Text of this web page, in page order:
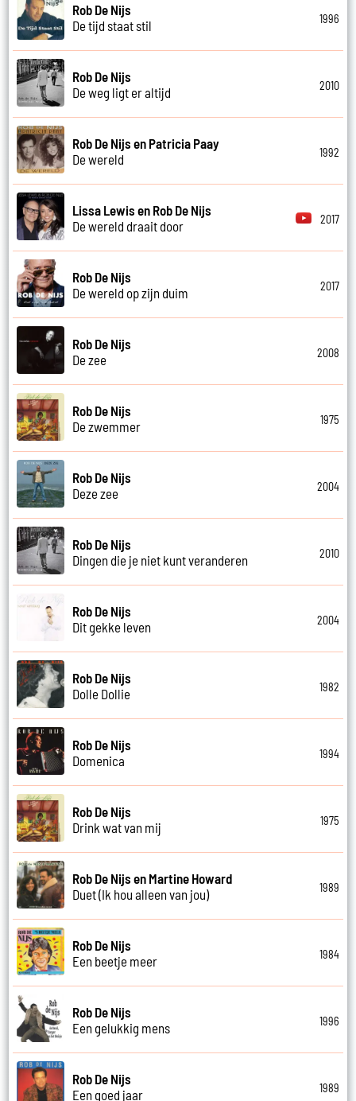
Rob De Nijs
De tijd staat stil
1996
Rob De Nijs
De weg ligt er altijd
2010
Rob De Nijs en Patricia Paay
De wereld
1992
Lissa Lewis en Rob De Nijs
De wereld draait door
2017
Rob De Nijs
De wereld op zijn duim
2017
Rob De Nijs
De zee
2008
Rob De Nijs
De zwemmer
1975
Rob De Nijs
Deze zee
2004
Rob De Nijs
Dingen die je niet kunt veranderen
2010
Rob De Nijs
Dit gekke leven
2004
Rob De Nijs
Dolle Dollie
1982
Rob De Nijs
Domenica
1994
Rob De Nijs
Drink wat van mij
1975
Rob De Nijs en Martine Howard
Duet (Ik hou alleen van jou)
1989
Rob De Nijs
Een beetje meer
1984
Rob De Nijs
Een gelukkig mens
1996
Rob De Nijs
Een goed jaar
1989